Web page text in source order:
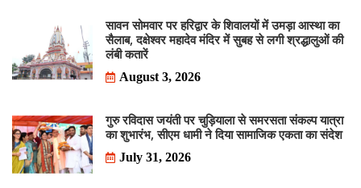
सावन सोमवार पर हरिद्वार के शिवालयों में उमड़ा आस्था का
सैलाब, दक्षेश्वर महादेव मंदिर में सुबह से लगी श्रद्धालुओं की
लंबी कतारें
August 3, 2026
गुरु रविदास जयंती पर चुड़ियाला से समरसता संकल्प यात्रा
का शुभारंभ, सीएम धामी ने दिया सामाजिक एकता का संदेश
July 31, 2026